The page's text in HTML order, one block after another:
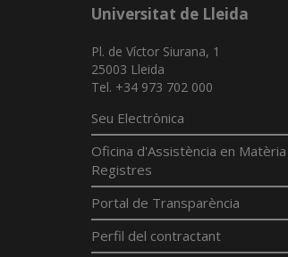
Universitat de Lleida
Pl. de Víctor Siurana, 1
25003 Lleida
Tel. +34 973 702 000
Seu Electrònica
Oficina d'Assistència en
Registres
Portal de Transparència
Perfil del contractant